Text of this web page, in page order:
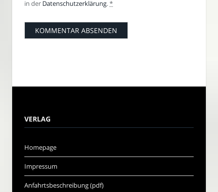
in der Datenschutzerklärung.*
VERLAG
Homepage
Impressum
Anfahrtsbeschreibung (pdf)